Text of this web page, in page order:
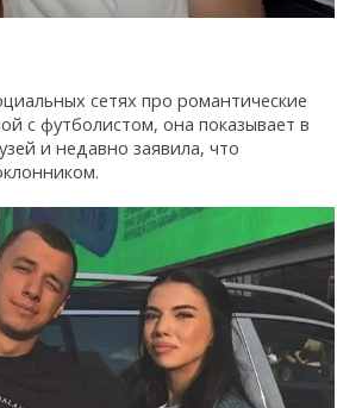
сетях про романтические
с футболистом, она показывает в
и недавно заявила, что